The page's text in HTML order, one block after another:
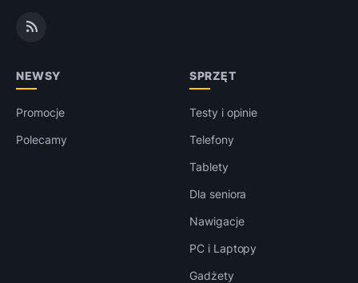
NEWSY
Promocje
Polecamy
SPRZĘT
Testy i opinie
Telefony
Tablety
Dla seniora
Nawigacje
PC i Laptopy
Gadżety